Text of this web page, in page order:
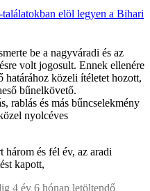
elöl legyen a Bihari
be a nagyváradi és az
volt jogosult. Ennek ellenére
határához közeli ítéletet hozott,
bűnelkövető.
rablás és más bűncselekmény
nyolcéves
három és fél év, az aradi
kapott,
4 év 6 hónap letöltendő